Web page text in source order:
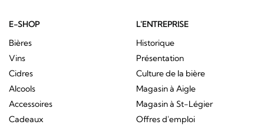
E-SHOP
Bières
Vins
Cidres
Alcools
Accessoires
Cadeaux
L'ENTREPRISE
Historique
Présentation
Culture de la bière
Magasin à Aigle
Magasin à St-Légier
Offres d'emploi